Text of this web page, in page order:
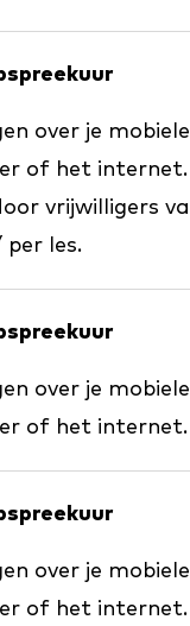
over je
of het internet.
vrijwilligers
per les.
over je
of het internet.
over je
of het internet.